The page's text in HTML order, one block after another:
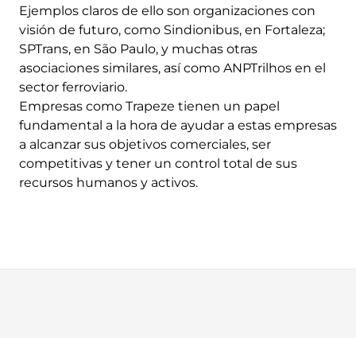
Ejemplos claros de ello son organizaciones con
visión de futuro, como Sindionibus, en Fortaleza;
SPTrans, en São Paulo, y muchas otras
asociaciones similares, así como ANPTrilhos en el
sector ferroviario.
Empresas como Trapeze tienen un papel
fundamental a la hora de ayudar a estas empresas
a alcanzar sus objetivos comerciales, ser
competitivas y tener un control total de sus
recursos humanos y activos.